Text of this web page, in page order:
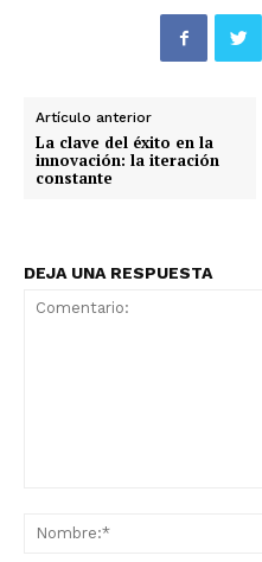
Artículo anterior
La clave del éxito en la
innovación: la iteración
constante
DEJA UNA RESPUESTA